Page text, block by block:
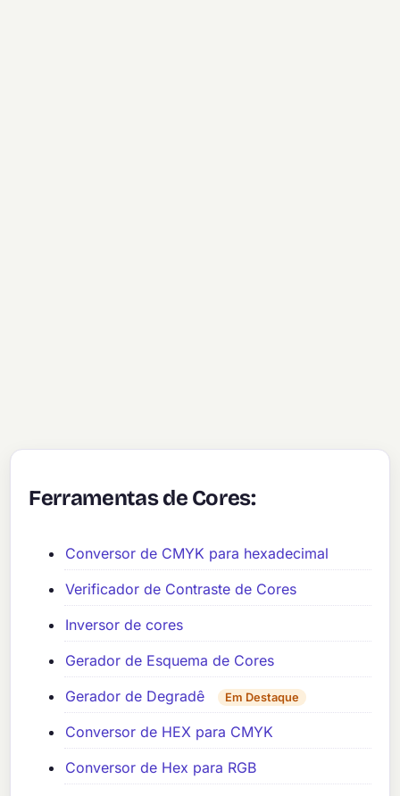
Ferramentas de Cores:
Conversor de CMYK para hexadecimal
Verificador de Contraste de Cores
Inversor de cores
Gerador de Esquema de Cores
Gerador de Degradê
Em Destaque
Conversor de HEX para CMYK
Conversor de Hex para RGB